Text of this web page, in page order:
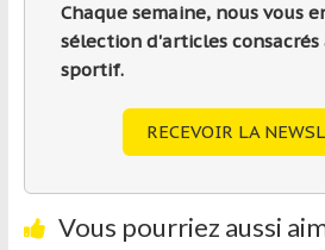
Chaque semaine, nous vous
sélection d'articles
sportif.
RECEVOIR LA
Vous pourriez aussi